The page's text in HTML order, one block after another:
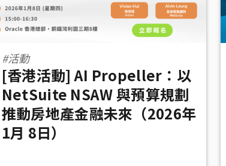
#活動
[香港活動] AI Propeller：以
NetSuite NSAW 與預算規劃
推動房地產金融未來（2026年
1月 8日）